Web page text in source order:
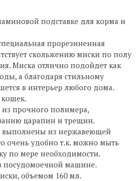
подставке для корма и
прорезиненная
скольжению миски по полу
Миска отлично подойдет как
а благодаря стильному
в интерьер любого дома.
прочного полимера,
царапин и трещин.
выполнены из нержавеющей
очень удобно т.к. можно мыть
по мере необходимости.
посудомоечной машине.
объемом 160 мл.